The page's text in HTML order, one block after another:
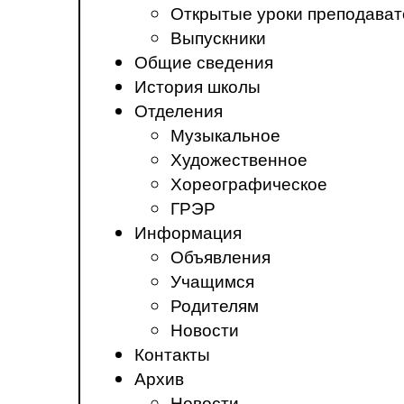
Открытые уроки
Выпускники
Общие сведения
История школы
Отделения
Музыкальное
Художественное
Хореографическое
ГРЭР
Информация
Объявления
Учащимся
Родителям
Новости
Контакты
Архив